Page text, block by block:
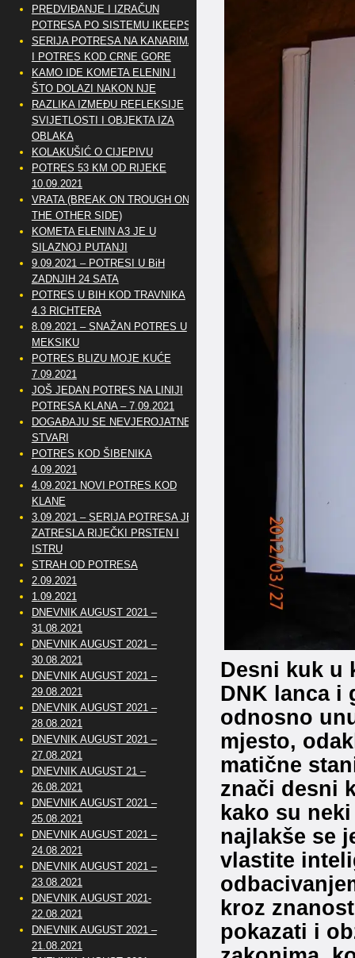
Desni kuk u
DNK lanca i
odnosno
mjesto,
matične
znači desni
kako su
najlakše se
vlastite
kroz
pokazati i
PREDVIĐANJE I IZRAČUN
POTRESA PO SISTEMU IKEEPS
SERIJA POTRESA NA KANARIMA
I POTRES KOD CRNE GORE
KAMO IDE KOMETA ELENIN I
ŠTO DOLAZI NAKON NJE
RAZLIKA IZMEĐU REFLEKSIJE
SVIJETLOSTI I OBJEKTA IZA
OBLAKA
KOLAKUŠIĆ O CIJEPIVU
POTRES 53 KM OD RIJEKE
10.09.2021
VRATA (BREAK ON TROUGH ON
THE OTHER SIDE)
KOMETA ELENIN A3 JE U
SILAZNOJ PUTANJI
9.09.2021 – POTRESI U BiH
ZADNJIH 24 SATA
POTRES U BIH KOD TRAVNIKA
4.3 RICHTERA
8.09.2021 – SNAŽAN POTRES U
MEKSIKU
POTRES BLIZU MOJE KUĆE
7.09.2021
JOŠ JEDAN POTRES NA LINIJI
POTRESA KLANA – 7.09.2021
DOGAĐAJU SE NEVJEROJATNE
STVARI
POTRES KOD ŠIBENIKA
4.09.2021
4.09.2021 NOVI POTRES KOD
KLANE
3.09.2021 – SERIJA POTRESA JE
ZATRESLA RIJEČKI PRSTEN I
ISTRU
STRAH OD POTRESA
2.09.2021
1.09.2021
DNEVNIK AUGUST 2021 –
31.08.2021
DNEVNIK AUGUST 2021 –
30.08.2021
DNEVNIK AUGUST 2021 –
29.08.2021
DNEVNIK AUGUST 2021 –
28.08.2021
DNEVNIK AUGUST 2021 –
27.08.2021
DNEVNIK AUGUST 21 –
26.08.2021
DNEVNIK AUGUST 2021 –
25.08.2021
DNEVNIK AUGUST 2021 –
24.08.2021
DNEVNIK AUGUST 2021 –
23.08.2021
DNEVNIK AUGUST 2021-
22.08.2021
DNEVNIK AUGUST 2021 –
21.08.2021